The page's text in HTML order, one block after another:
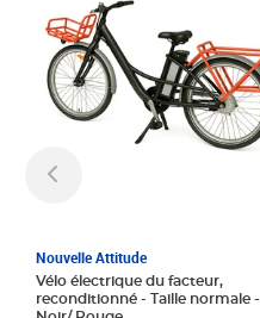
Nouvelle Attitude
Vélo électrique du facteur,
reconditionné - Taille normale -